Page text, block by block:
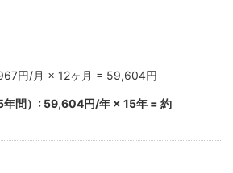
円/月 × 12ヶ月 = 59,604円
年間）: 59,604円/年 × 15年 = 約